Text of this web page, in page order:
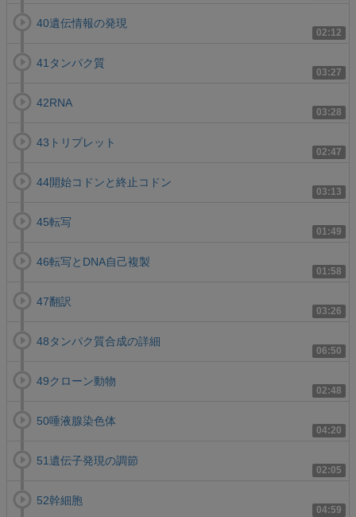
02:12
40遺伝情報の発現
03:27
41タンパク質
03:28
42RNA
02:47
43トリプレット
03:13
44開始コドンと終止コドン
01:49
45転写
01:58
46転写とDNA自己複製
03:26
47翻訳
06:50
48タンパク質合成の詳細
02:48
49クローン動物
04:20
50唾液腺染色体
02:05
51遺伝子発現の調節
04:59
52幹細胞